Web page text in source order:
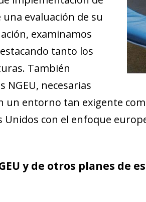
evaluación de su
examinamos
tanto los
También
NGEU, necesarias
un entorno tan exigente
con el enfoque
y de otros planes de